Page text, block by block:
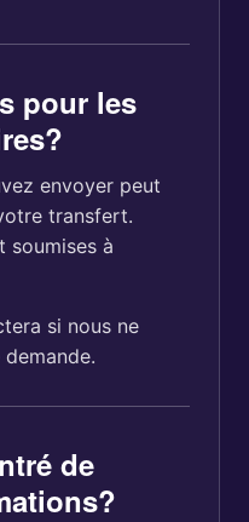
pour les
envoyer peut
transfert.
soumises à
si nous ne
de